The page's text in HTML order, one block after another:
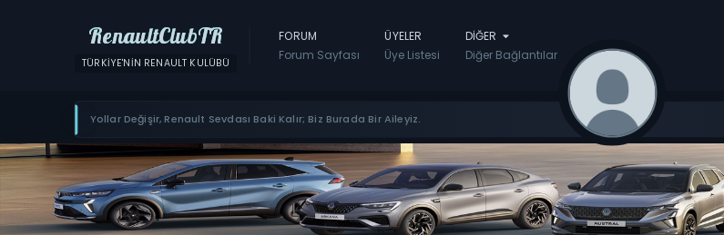
RenaultClubTR
TÜRKIYE'NIN RENAULT KULÜBÜ
FORUM
Forum Sayfası
ÜYELER
Üye Listesi
DIĞER
Diğer Bağlantılar
Yollar Değişir, Renault Sevdası Baki Kalır; Biz Burada Bir Aileyiz.